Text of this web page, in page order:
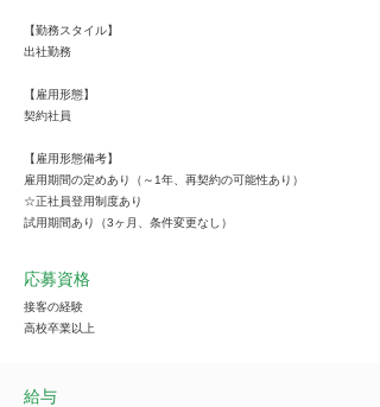
【勤務スタイル】
出社勤務
【雇用形態】
契約社員
【雇用形態備考】
雇用期間の定めあり（～1年、再契約の可能性あり）
☆正社員登用制度あり
試用期間あり（3ヶ月、条件変更なし）
応募資格
接客の経験
高校卒業以上
給与